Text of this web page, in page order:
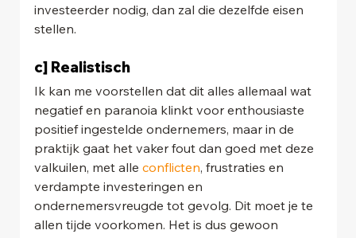
investeerder nodig, dan zal die dezelfde eisen
stellen.
c] Realistisch
Ik kan me voorstellen dat dit alles allemaal wat
negatief en paranoia klinkt voor enthousiaste
positief ingestelde ondernemers, maar in de
praktijk gaat het vaker fout dan goed met deze
valkuilen, met alle conflicten, frustraties en
verdampte investeringen en
ondernemersvreugde tot gevolg. Dit moet je te
allen tijde voorkomen. Het is dus gewoon